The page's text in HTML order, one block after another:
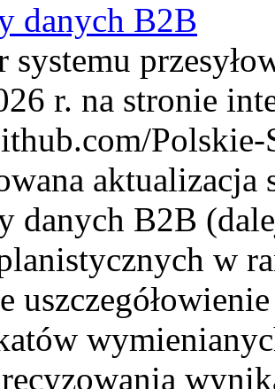
danych B2B
systemu
r. na stronie
Polskie-
aktualizacja
danych B2B
w